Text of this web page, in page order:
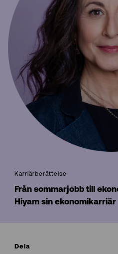
Karriärberättelse
Från sommarjobb till
Hiyam sin ekonomikarriär
Dela